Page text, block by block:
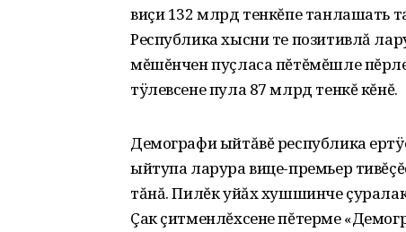
виçи 132 млрд тенкĕпе танлашать
Республика хысни те позитивлă
мĕшĕнчен пуçласа пĕтĕмĕшле
тÿлевсене пула 87 млрд тенкĕ кĕнĕ.
Демографи ыйтăвĕ республика
ыйтупа ларура вице-премьер
тăнă. Пилĕк уйăх хушшинче
Çак çитменлĕхсене пĕтерме